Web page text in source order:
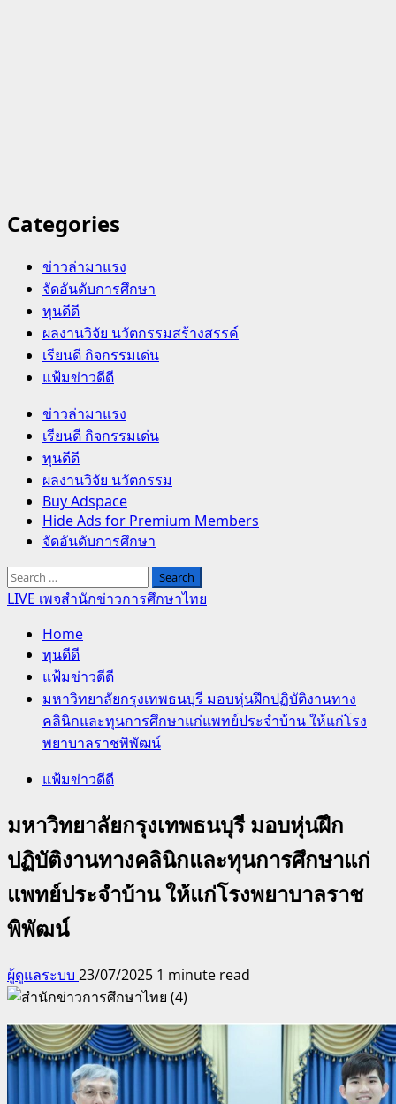
Categories
ข่าวล่ามาแรง
จัดอันดับการศึกษา
ทุนดีดี
ผลงานวิจัย นวัตกรรมสร้างสรรค์
เรียนดี กิจกรรมเด่น
แฟ้มข่าวดีดี
Primary
Menu
ข่าวล่ามาแรง
เรียนดี กิจกรรมเด่น
ทุนดีดี
ผลงานวิจัย นวัตกรรม
Buy Adspace
Hide Ads for Premium Members
จัดอันดับการศึกษา
Search
for:
LIVE เพจสำนักข่าวการศึกษาไทย
Home
ทุนดีดี
แฟ้มข่าวดีดี
มหาวิทยาลัยกรุงเทพธนบุรี มอบหุ่นฝึกปฏิบัติงานทาง
คลินิกและทุนการศึกษาแก่แพทย์ประจำบ้าน ให้แก่โรง
พยาบาลราชพิพัฒน์
แฟ้มข่าวดีดี
มหาวิทยาลัยกรุงเทพธนบุรี มอบหุ่นฝึก
ปฏิบัติงานทางคลินิกและทุนการศึกษาแก่
แพทย์ประจำบ้าน ให้แก่โรงพยาบาลราช
พิพัฒน์
ผู้ดูแลระบบ 23/07/2025 1 minute read